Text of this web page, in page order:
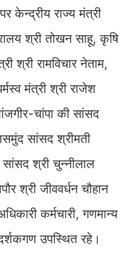
केन्द्रीय राज्य मंत्री
श्री तोखन साहू, कृषि
श्री रामविचार नेताम,
मंत्री श्री राजेश
चांपा की सांसद
सांसद श्रीमती
सांसद श्री चुन्नीलाल
श्री जीववर्धन चौहान
कर्मचारी, गणमान्य
उपस्थित रहे।